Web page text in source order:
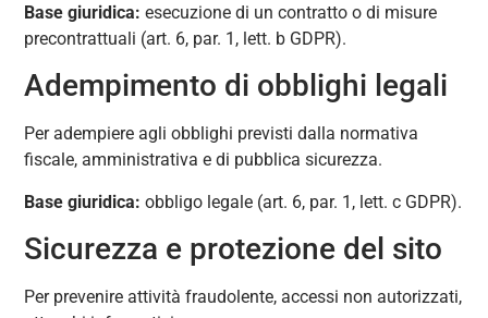
Base giuridica: esecuzione di un contratto o di misure
precontrattuali (art. 6, par. 1, lett. b GDPR).
Adempimento di obblighi legali
Per adempiere agli obblighi previsti dalla normativa
fiscale, amministrativa e di pubblica sicurezza.
Base giuridica: obbligo legale (art. 6, par. 1, lett. c GDPR).
Sicurezza e protezione del sito
Per prevenire attività fraudolente, accessi non autorizzati,